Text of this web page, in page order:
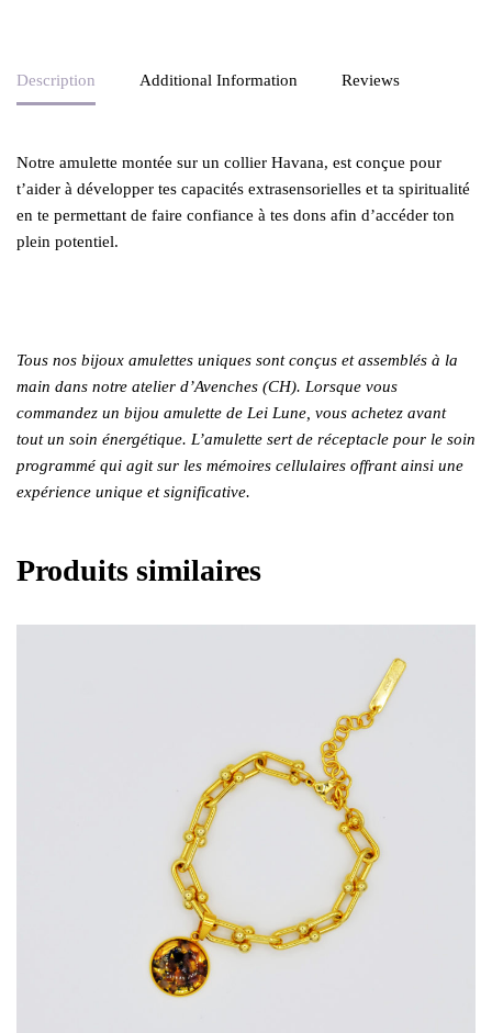
Description Additional Information Reviews
Notre amulette montée sur un collier Havana, est conçue pour
t’aider à développer tes capacités extrasensorielles et ta spiritualité
en te permettant de faire confiance à tes dons afin d’accéder ton
plein potentiel.
Tous nos bijoux amulettes uniques sont conçus et assemblés à la
main dans notre atelier d’Avenches (CH). Lorsque vous
commandez un bijou amulette de Lei Lune, vous achetez avant
tout un soin énergétique. L’amulette sert de réceptacle pour le soin
programmé qui agit sur les mémoires cellulaires offrant ainsi une
expérience unique et significative.
Produits similaires